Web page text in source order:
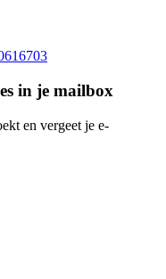
in je mailbox
en vergeet je e-